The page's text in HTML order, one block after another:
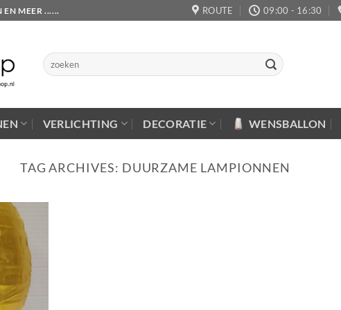
MEER ...... ROUTE 09:00 - 16:30
Zoeken
naar:
VERLICHTING DECORATIE WENSBALLON
TAG ARCHIVES: DUURZAME LAMPIONNEN